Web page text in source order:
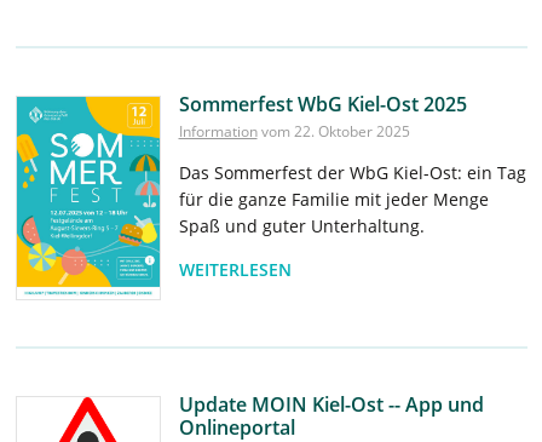
Sommerfest WbG Kiel-Ost 2025
Informationvom 22. Oktober 2025
Das Sommerfest der WbG Kiel-Ost: ein Tag
für die ganze Familie mit jeder Menge
Spaß und guter Unterhaltung.
WEITERLESEN
Update MOIN Kiel-Ost -- App und
Onlineportal